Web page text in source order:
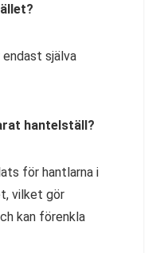
endast själva
hantelställ?
för hantlarna i
vilket gör
kan förenkla